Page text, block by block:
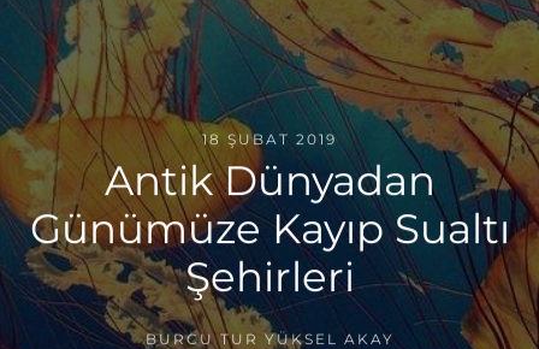
18 ŞUBAT 2019
Antik Dünyadan
Günümüze Kayıp Sualtı
Şehirleri
BURCU TUR YÜKSEL AKAY